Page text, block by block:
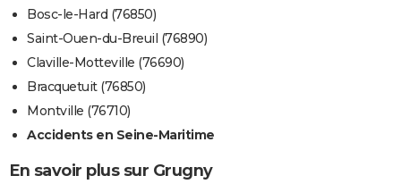
Bosc-le-Hard (76850)
Saint-Ouen-du-Breuil (76890)
Claville-Motteville (76690)
Bracquetuit (76850)
Montville (76710)
Accidents en Seine-Maritime
En savoir plus sur Grugny